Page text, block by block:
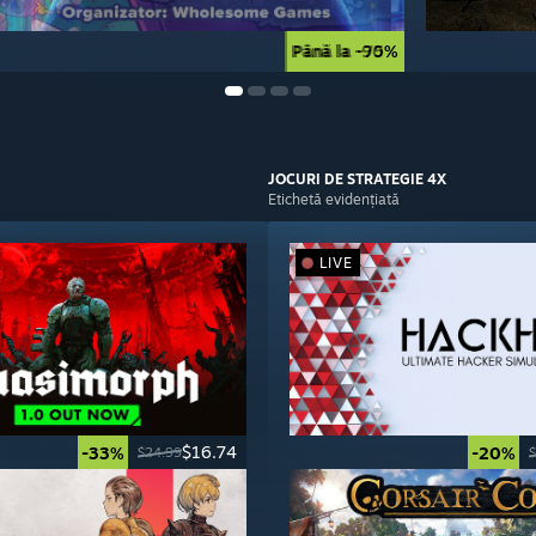
Până la -75%
Până la -90%
-33% $24.99$16.74
JOCURI DE STRATEGIE 4X
Etichetă evidențiată
-20%
LIVE